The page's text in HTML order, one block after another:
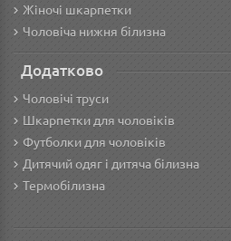
Жіночі шкарпетки
Чоловіча нижня білизна
Додатково
Чоловічі труси
Шкарпетки для чоловіків
Футболки для чоловіків
Дитячий одяг і дитяча білизна
Термобілизна